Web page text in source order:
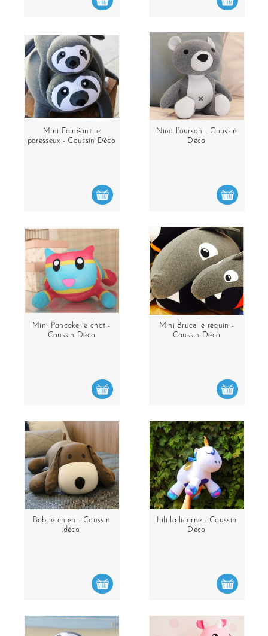
Mini Fainéant le
paresseux - Coussin Déco
Nino l'ourson - Coussin
Déco
Mini Pancake le chat -
Coussin Déco
Mini Bruce le requin -
Coussin Déco
Bob le chien - Coussin
déco
Lili la licorne - Coussin
Déco